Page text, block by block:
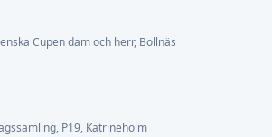
Cupen dam och herr, Bollnäs
P19, Katrineholm